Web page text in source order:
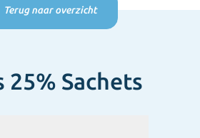
Terug naar overzicht
25% Sachets